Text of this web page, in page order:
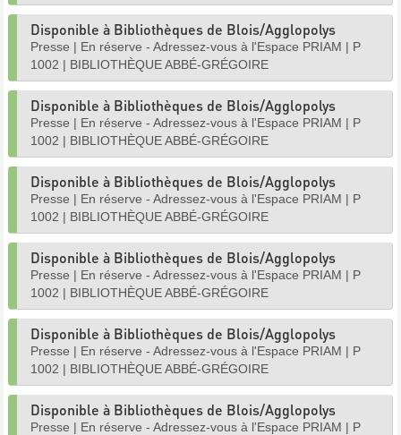
Disponible à Bibliothèques de Blois/Agglopolys
Presse | En réserve - Adressez-vous à l'Espace PRIAM | P
1002 | BIBLIOTHÈQUE ABBÉ-GRÉGOIRE
Disponible à Bibliothèques de Blois/Agglopolys
Presse | En réserve - Adressez-vous à l'Espace PRIAM | P
1002 | BIBLIOTHÈQUE ABBÉ-GRÉGOIRE
Disponible à Bibliothèques de Blois/Agglopolys
Presse | En réserve - Adressez-vous à l'Espace PRIAM | P
1002 | BIBLIOTHÈQUE ABBÉ-GRÉGOIRE
Disponible à Bibliothèques de Blois/Agglopolys
Presse | En réserve - Adressez-vous à l'Espace PRIAM | P
1002 | BIBLIOTHÈQUE ABBÉ-GRÉGOIRE
Disponible à Bibliothèques de Blois/Agglopolys
Presse | En réserve - Adressez-vous à l'Espace PRIAM | P
1002 | BIBLIOTHÈQUE ABBÉ-GRÉGOIRE
Disponible à Bibliothèques de Blois/Agglopolys
Presse | En réserve - Adressez-vous à l'Espace PRIAM | P